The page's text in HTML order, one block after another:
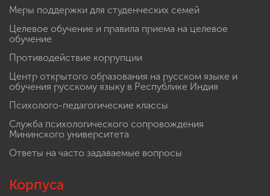
Меры поддержки для студенческих семей
Целевое обучение и правила приема на целевое
обучение
Противодействие коррупции
Центр открытого образования на русском языке и
обучения русскому языку в Республике Индия
Психолого-педагогические классы
Служба психологического сопровождения
Мининского университета
Ответы на часто задаваемые вопросы
Корпуса